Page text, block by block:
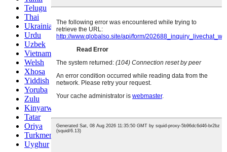
Telugu
Thai
Ukrainian
Urdu
Uzbek
Vietnamese
Welsh
Xhosa
Yiddish
Yoruba
Zulu
Kinyarwanda
Tatar
Oriya
Turkmen
Uyghur